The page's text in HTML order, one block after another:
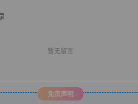
暂无留言
免责声明